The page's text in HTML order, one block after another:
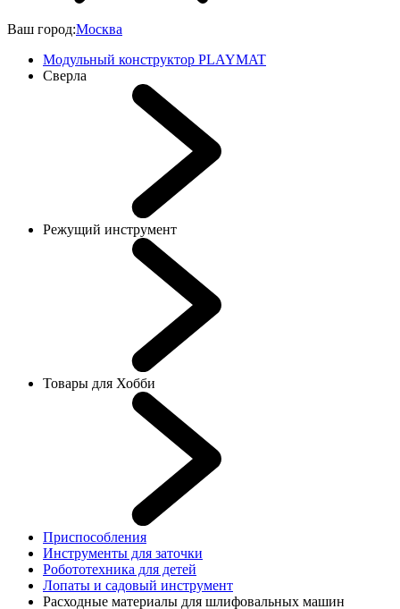
Ваш город:Москва
Модульный конструктор PLAYMAT
Сверла
Режущий инструмент
Товары для Хобби
Приспособления
Инструменты для заточки
Робототехника для детей
Лопаты и садовый инструмент
Расходные материалы для шлифовальных машин